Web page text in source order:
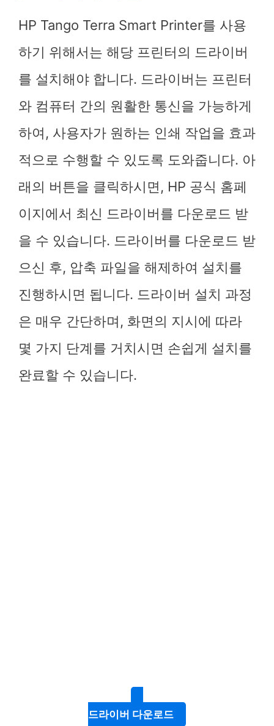
HP Tango Terra Smart Printer를 사용
하기 위해서는 해당 프린터의 드라이버
를 설치해야 합니다. 드라이버는 프린터
와 컴퓨터 간의 원활한 통신을 가능하게
하여, 사용자가 원하는 인쇄 작업을 효과
적으로 수행할 수 있도록 도와줍니다. 아
래의 버튼을 클릭하시면, HP 공식 홈페
이지에서 최신 드라이버를 다운로드 받
을 수 있습니다. 드라이버를 다운로드 받
으신 후, 압축 파일을 해제하여 설치를
진행하시면 됩니다. 드라이버 설치 과정
은 매우 간단하며, 화면의 지시에 따라
몇 가지 단계를 거치시면 손쉽게 설치를
완료할 수 있습니다.
드라이버 다운로드